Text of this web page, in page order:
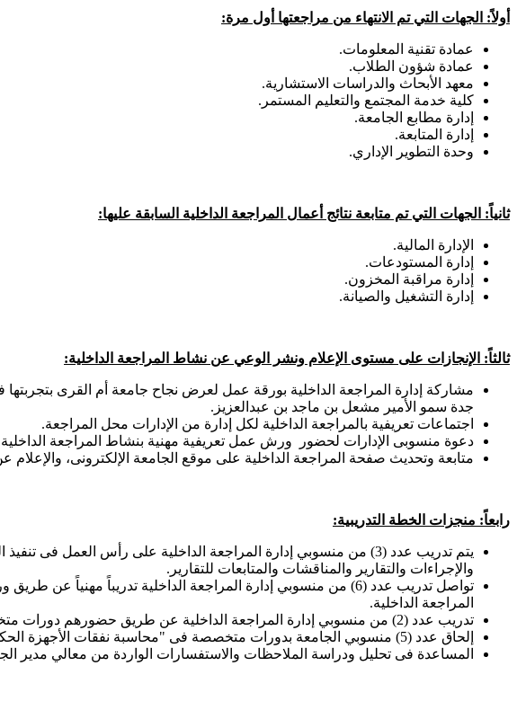
أولاً: الجهات التي تم الانتهاء من مراجعتها أول مرة:
عمادة تقنية المعلومات.
عمادة شؤون الطلاب.
معهد الأبحاث والدراسات الاستشارية.
كلية خدمة المجتمع والتعليم المستمر.
إدارة مطابع الجامعة.
إدارة المتابعة.
وحدة التطوير الإداري.
ثانياً: الجهات التي تم متابعة نتائج أعمال المراجعة الداخلية السابقة عليها:
الإدارة المالية.
إدارة المستودعات.
إدارة مراقبة المخزون.
إدارة التشغيل والصيانة.
ثالثاً: الإنجازات على مستوى الإعلام ونشر الوعي عن نشاط المراجعة الداخلية:
جدة سمو الأمير مشعل بن ماجد بن عبدالعزيز.
اجتماعات تعريفية بالمراجعة الداخلية لكل إدارة من الإدارات محل المراجعة.
دعوة منسوبى الإدارات لحضور ورش عمل تعريفية مهنية بنشاط المراجعة الداخلية
متابعة وتحديث صفحة المراجعة الداخلية على موقع الجامعة الإلكترونى، والإعلام
رابعاً: منجزات الخطة التدريبية:
يتم تدريب عدد (3) من منسوبي إدارة المراجعة الداخلية على رأس
والإجراءات والتقارير والمناقشات والمتابعات للتقارير.
تواصل تدريب عدد (6) من منسوبي إدارة المراجعة الداخلية تدريباً
المراجعة الداخلية.
تدريب عدد (2) من منسوبي إدارة المراجعة الداخلية عن طريق حضورهم دورات متخصصة فى مجال المراجعة الداخلية بالجهات المهنية (الجمعية السعودية للمراجعين الداخليين ) - عدد (4) دورات.
إلحاق عدد (5) منسوبي الجامعة بدورات متخصصة فى "محاسبة نفقات الأجهزة الحكومية والمؤسسات العامة" بالجهات المهنية (الجمعية السعودية للمحاسبين القانونيين).
المساعدة فى تحليل ودراسة الملاحظات والاستفسارات الواردة من معالي مدير